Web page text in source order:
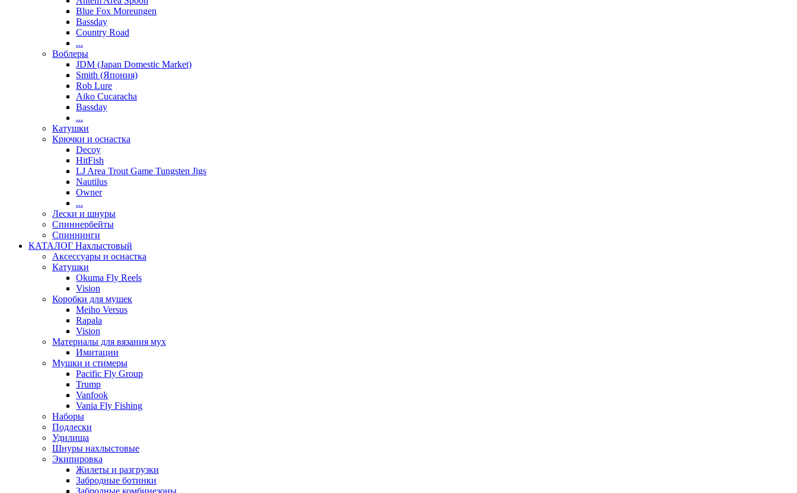
Blue Fox Moreungen
Bassday
Country Road
...
Воблеры
JDM (Japan Domestic Market)
Smith (Япония)
Rob Lure
Aiko Cucaracha
Bassday
...
Катушки
Крючки и оснастка
Decoy
HitFish
LJ Area Trout Game Tungsten Jigs
Nautilus
Owner
...
Лески и шнуры
Спиннербейты
Спиннинги
КАТАЛОГ Нахлыстовый
Аксессуары и оснастка
Катушки
Okuma Fly Reels
Vision
Коробки для мушек
Meiho Versus
Rapala
Vision
Материалы для вязания мух
Имитации
Мушки и стимеры
Pacific Fly Group
Trump
Vanfook
Vania Fly Fishing
Наборы
Подлески
Удилища
Шнуры нахлыстовые
Экипировка
Жилеты и разгрузки
Забродные ботинки
Забродные комбинезоны